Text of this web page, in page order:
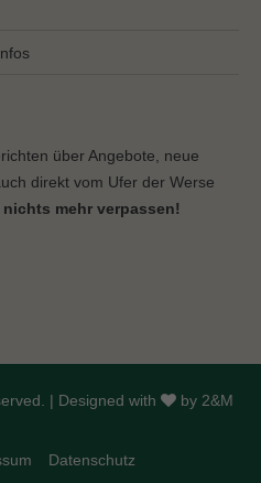
über Angebote, neue
direkt vom Ufer der Werse
mehr verpassen!
| Designed with by 2&M
Datenschutz